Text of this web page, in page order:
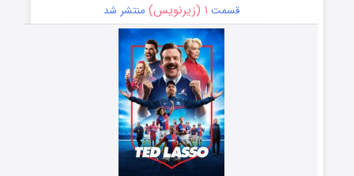
قسمت ۱ (زیرنویس) منتشر شد